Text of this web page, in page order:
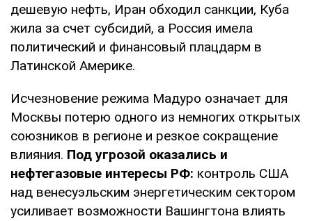
дешевую нефть, Иран обходил санкции, Куба
жила за счет субсидий, а Россия имела
политический и финансовый плацдарм в
Латинской Америке.
Исчезновение режима Мадуро означает для
Москвы потерю одного из немногих открытых
союзников в регионе и резкое сокращение
влияния. Под угрозой оказались и
нефтегазовые интересы РФ: контроль США
над венесуэльским энергетическим сектором
усиливает возможности Вашингтона влиять